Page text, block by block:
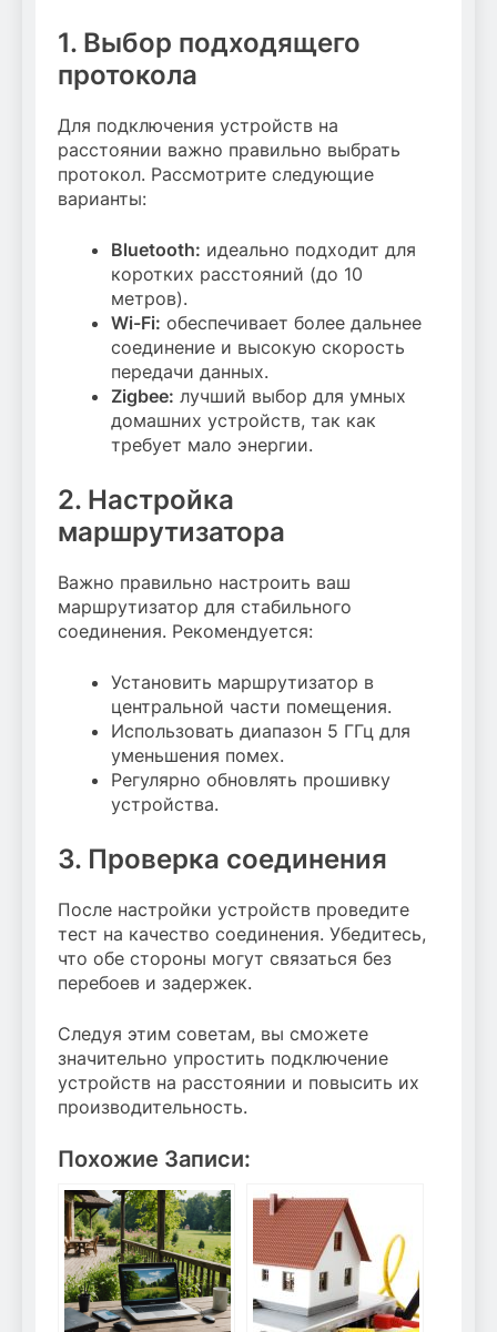
1. Выбор подходящего
протокола
Для подключения устройств на
расстоянии важно правильно выбрать
протокол. Рассмотрите следующие
варианты:
Bluetooth: идеально подходит для
коротких расстояний (до 10
метров).
Wi-Fi: обеспечивает более дальнее
соединение и высокую скорость
передачи данных.
Zigbee: лучший выбор для умных
домашних устройств, так как
требует мало энергии.
2. Настройка
маршрутизатора
Важно правильно настроить ваш
маршрутизатор для стабильного
соединения. Рекомендуется:
Установить маршрутизатор в
центральной части помещения.
Использовать диапазон 5 ГГц для
уменьшения помех.
Регулярно обновлять прошивку
устройства.
3. Проверка соединения
После настройки устройств проведите
тест на качество соединения. Убедитесь,
что обе стороны могут связаться без
перебоев и задержек.
Следуя этим советам, вы сможете
значительно упростить подключение
устройств на расстоянии и повысить их
производительность.
Похожие Записи: